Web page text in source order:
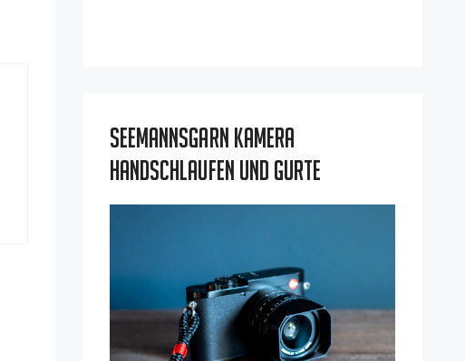
Seemannsgarn Kamera
Handschlaufen und Gurte